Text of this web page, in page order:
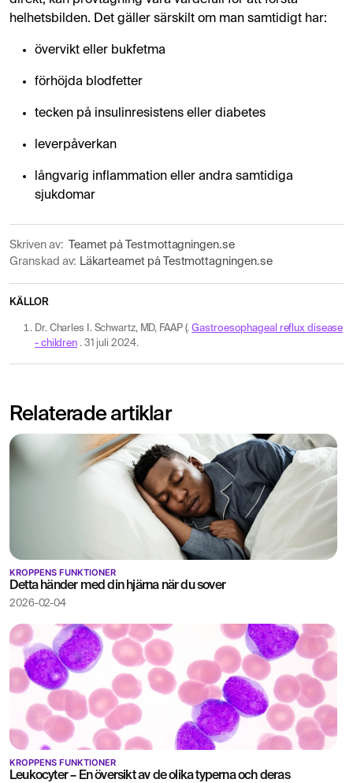
helhetsbilden. Det gäller särskilt om man samtidigt har:
övervikt eller bukfetma
förhöjda blodfetter
tecken på insulinresistens eller diabetes
leverpåverkan
långvarig inflammation eller andra samtidiga
sjukdomar
Skriven av: Teamet på Testmottagningen.se
Granskad av: Läkarteamet på Testmottagningen.se
KÄLLOR
Dr. Charles I. Schwartz, MD, FAAP (.Gastroesophageal reflux disease
- children . 31 juli 2024.
Relaterade artiklar
KROPPENS FUNKTIONER
Detta händer med din hjärna när du sover
2026-02-04
KROPPENS FUNKTIONER
Leukocyter – En översikt av de olika typerna och deras